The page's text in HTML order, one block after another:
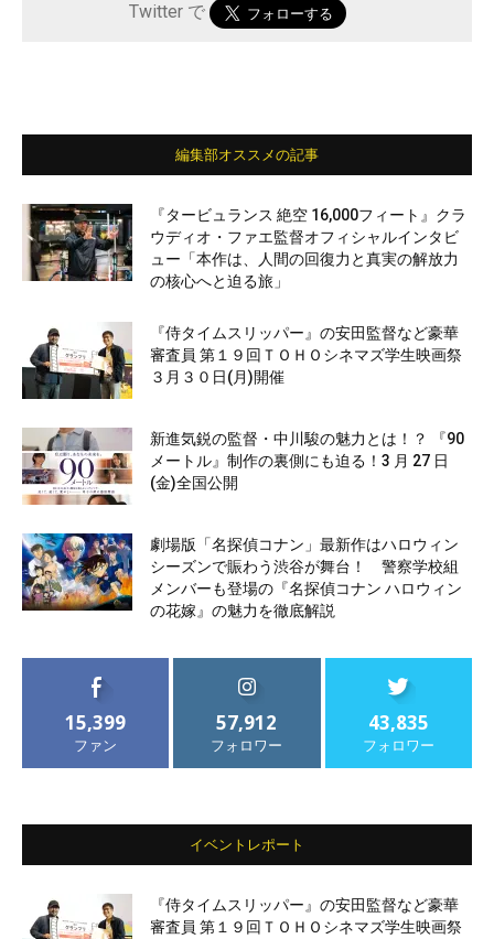
Twitter で
編集部オススメの記事
『タービュランス 絶空 16,000フィート』クラ
ウディオ・ファエ監督オフィシャルインタビ
ュー「本作は、人間の回復力と真実の解放力
の核心へと迫る旅」
『侍タイムスリッパー』の安田監督など豪華
審査員 第１９回ＴＯＨＯシネマズ学生映画祭
３月３０日(月)開催
新進気鋭の監督・中川駿の魅力とは！？ 『90
メートル』制作の裏側にも迫る！3 月 27 日
(金)全国公開
劇場版「名探偵コナン」最新作はハロウィン
シーズンで賑わう渋谷が舞台！ 警察学校組
メンバーも登場の『名探偵コナン ハロウィン
の花嫁』の魅力を徹底解説
15,399
ファン
57,912
フォロワー
43,835
フォロワー
イベントレポート
『侍タイムスリッパー』の安田監督など豪華
審査員 第１９回ＴＯＨＯシネマズ学生映画祭